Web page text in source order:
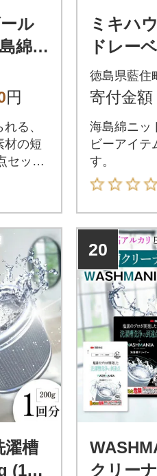
ル
綿肌
円
る、
材の短
セット
ミキハ
ドレー
フード
タイ 3
徳島県藍住
寄付金額
海島綿ニッ
ビーアイテ
す。
濯槽
(1回
20
クリー